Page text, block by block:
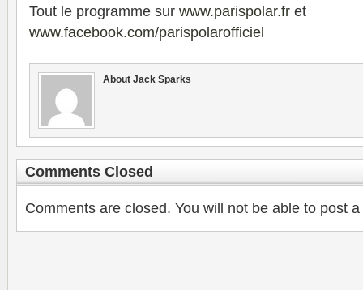
Tout le programme sur www.parispolar.fr et
www.facebook.com/parispolarofficiel
About Jack Sparks
Comments Closed
Comments are closed. You will not be able to post